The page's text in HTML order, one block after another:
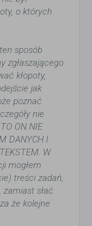
o których
sposób
zgłaszającego
kłopoty,
jak
poznać
nie
ON NIE
DANYCH I
W
mogłem
treści zadań,
zamiast słać
że kolejne